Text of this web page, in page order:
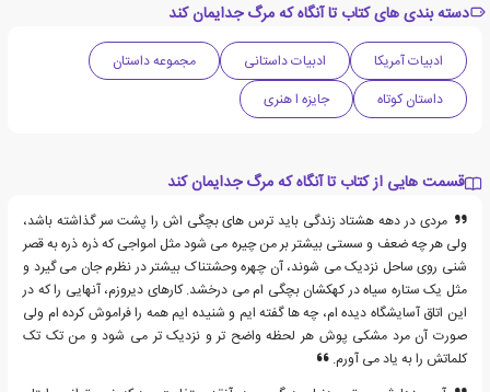
دسته بندی های کتاب تا آنگاه که مرگ جدایمان کند
ادبیات آمریکا ادبیات داستانی
مجموعه داستان
داستان کوتاه
جایزه ا هنری
قسمت هایی از کتاب تا آنگاه که مرگ جدایمان کند
مردی در دهه هشتاد زندگی باید ترس های بچگی اش را پشت سر گذاشته باشد،
ولی هر چه ضعف و سستی بیشتر بر من چیره می شود مثل امواجی که ذره ذره به قصر
شنی روی ساحل نزدیک می شوند، آن چهره وحشتناک بیشتر در نظرم جان می گیرد و
مثل یک ستاره سیاه در کهکشان بچگی ام می درخشد. کارهای دیروزم، آنهایی را که در
این اتاق آسایشگاه دیده ام، چه ها گفته ایم و شنیده ایم همه را فراموش کرده ام ولی
صورت آن مرد مشکی پوش هر لحظه واضح تر و نزدیک تر می شود و من تک تک
کلماتش را به یاد می آورم.